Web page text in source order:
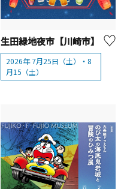
生田緑地夜市【川崎市】
2026年 7月25日（土）・8
月15（土）